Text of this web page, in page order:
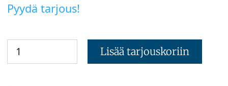
Pyydä tarjous!
Lisää tarjouskoriin